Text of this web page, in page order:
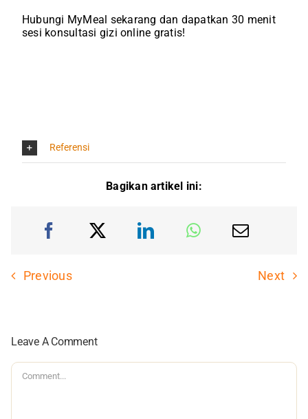
Hubungi MyMeal sekarang dan dapatkan 30 menit
sesi konsultasi gizi online gratis!
Referensi
Bagikan artikel ini:
Previous Next
Leave A Comment
Comment